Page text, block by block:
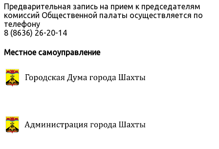
Предварительная запись на прием к председателям
комиссий Общественной палаты осуществляется по
телефону
8 (8636) 26-20-14
Местное самоуправление